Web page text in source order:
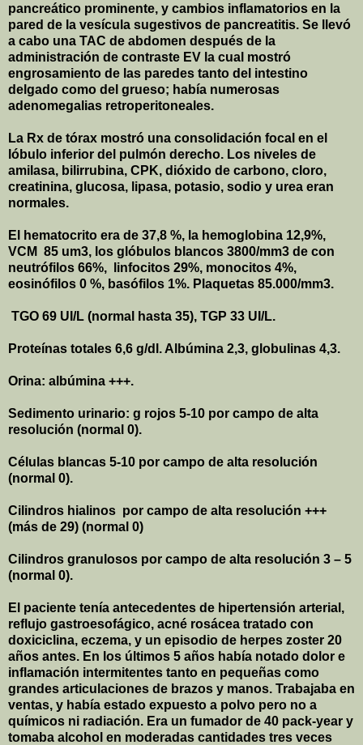
pancreático prominente, y cambios inflamatorios en la
pared de la vesícula sugestivos de pancreatitis. Se llevó
a cabo una TAC de abdomen después de la
administración de contraste EV la cual mostró
engrosamiento de las paredes tanto del intestino
delgado como del grueso; había numerosas
adenomegalias retroperitoneales.
La Rx de tórax mostró una consolidación focal en el
lóbulo inferior del pulmón derecho. Los niveles de
amilasa, bilirrubina, CPK, dióxido de carbono, cloro,
creatinina, glucosa, lipasa, potasio, sodio y urea eran
normales.
El hematocrito era de 37,8 %, la hemoglobina 12,9%,
VCM 85 um3, los glóbulos blancos 3800/mm3 de con
neutrófilos 66%,
linfocitos 29%, monocitos 4%,
eosinófilos 0 %, basófilos 1%. Plaquetas 85.000/mm3.
TGO 69 UI/L (normal hasta 35), TGP 33 UI/L.
Proteínas totales 6,6 g/dl. Albúmina 2,3, globulinas 4,3.
Orina: albúmina +++.
Sedimento urinario: g rojos 5-10 por campo de alta
resolución (normal 0).
Células blancas 5-10 por campo de alta resolución
(normal 0).
Cilindros hialinos por campo de alta resolución +++
(más de 29) (normal 0)
Cilindros granulosos por campo de alta resolución 3 – 5
(normal 0).
El paciente tenía antecedentes de hipertensión arterial,
reflujo gastroesofágico, acné rosácea tratado con
doxiciclina, eczema, y un episodio de herpes zoster 20
años antes. En los últimos 5 años había notado dolor e
inflamación intermitentes tanto en pequeñas como
grandes articulaciones de brazos y manos. Trabajaba en
ventas, y había estado expuesto a polvo pero no a
químicos ni radiación. Era un fumador de 40 pack-year y
tomaba alcohol en moderadas cantidades tres veces